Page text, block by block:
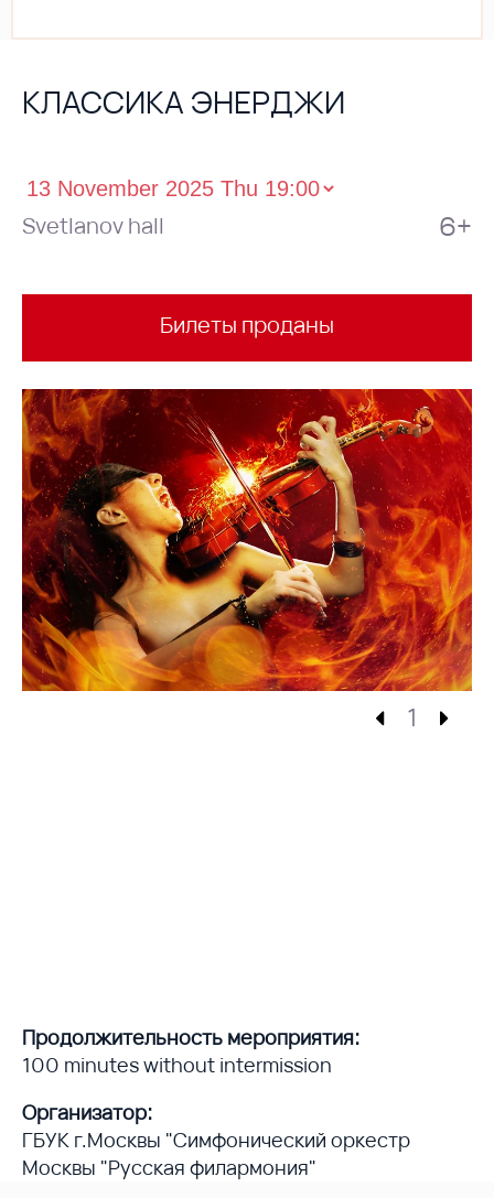
КЛАССИКА ЭНЕРДЖИ
Svetlanov hall 6+
Билеты проданы
1
Продолжительность мероприятия:
100 minutes without intermission
Организатор:
ГБУК г.Москвы "Симфонический оркестр
Москвы "Русская филармония"